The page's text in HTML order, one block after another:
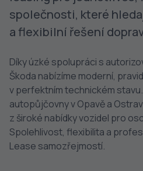
společnosti, které
a flexibilní řešení
Díky úzké spolupráci s
Škoda nabízíme moderní,
v perfektním technickém
autopůjčovny v Opavě a
z široké nabídky vozidel pro
Spolehlivost, flexibilita a
Lease samozřejmostí.